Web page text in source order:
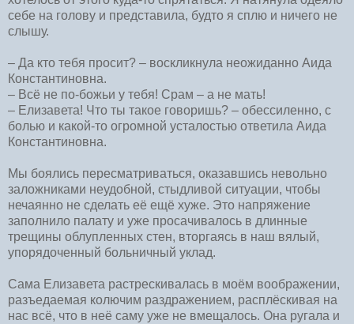
себе на голову и представила, будто я сплю и ничего не
слышу.
– Да кто тебя просит? – воскликнула неожиданно Аида
Константиновна.
– Всё не по-божьи у тебя! Срам – а не мать!
– Елизавета! Что ты такое говоришь? – обессиленно, с
болью и какой-то огромной усталостью ответила Аида
Константиновна.
Мы боялись пересматриваться, оказавшись невольно
заложниками неудобной, стыдливой ситуации, чтобы
нечаянно не сделать её ещё хуже. Это напряжение
заполнило палату и уже просачивалось в длинные
трещины облупленных стен, вторгаясь в наш вялый,
упорядоченный больничный уклад.
Сама Елизавета растрескивалась в моём воображении,
разъедаемая колючим раздражением, расплёскивая на
нас всё, что в неё саму уже не вмещалось. Она ругала и